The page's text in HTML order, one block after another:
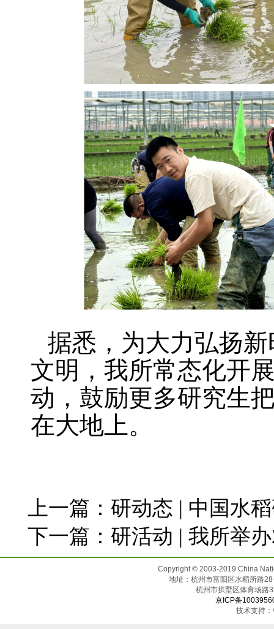
据悉，为大力弘扬
文明，我所常态化开
动，鼓励更多研究生
在大地上。
上一篇： 研动态 | 中国水
下一篇： 研活动 | 我所举
Copyright © 2003-2019 China
地址：杭州市富阳区水稻所路
杭州市拱墅区体
京ICP备
技术支持